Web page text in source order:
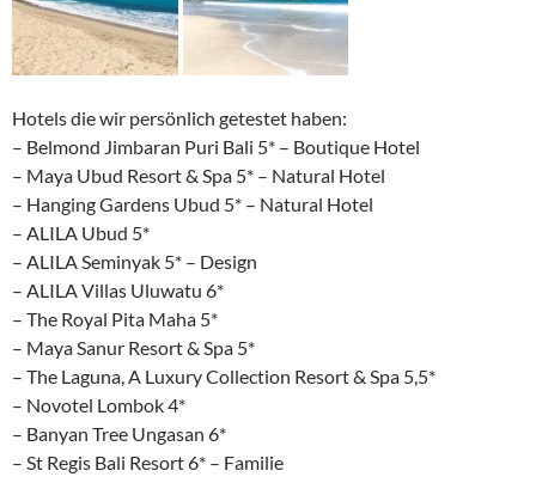
Hotels die wir persönlich getestet haben:
– Belmond Jimbaran Puri Bali 5* – Boutique Hotel
– Maya Ubud Resort & Spa 5* – Natural Hotel
– Hanging Gardens Ubud 5* – Natural Hotel
– ALILA Ubud 5*
– ALILA Seminyak 5* – Design
– ALILA Villas Uluwatu 6*
– The Royal Pita Maha 5*
– Maya Sanur Resort & Spa 5*
– The Laguna, A Luxury Collection Resort & Spa 5,5*
– Novotel Lombok 4*
– Banyan Tree Ungasan 6*
– St Regis Bali Resort 6* – Familie